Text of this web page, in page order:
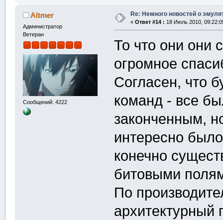
Altmer
Администратор
Ветеран
Сообщений: 4222
Re: Немного новостей о
« Ответ #14 : 18 Июль 2010,
То что они они
огромное
Согласен, что
команд - все
законченным,
интересно
конечно
битовыми
По
архитектурный